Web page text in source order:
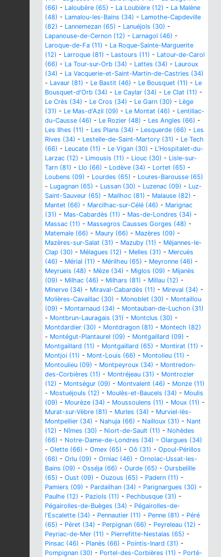
(66) - Laloubère (65) - La Loubière (12) - La Malène
(48) - Lamalou-les-Bains (34) - Lamothe-Capdeville
(82) - Lannemezan (65) - Lanuéjols (30) -
Lapanouse-de-Cernon (12) - Larnagol (46) -
Laroque-de-Fa (11) - La Roque-Sainte-Marguerite
(12) - Larroque (81) - Lastours (11) - Latour-de-Carol
(66) - La Tour-sur-Orb (34) - Lattes (34) - Lauroux
(34) - La Vacquerie-et-Saint-Martin-de-Castries (34)
- Lavaur (81) - Le Bastit (46) - Le Bousquet (11) - Le
Bousquet-d'Orb (34) - Le Caylar (34) - Le Clat (11) -
Le Crès (34) - Le Cros (34) - Le Garn (30) - Lège
(31) - Le Mas-d'Azil (09) - Le Montat (46) - Lentillac-
du-Causse (46) - Le Rozier (48) - Les Angles (66) -
Les Ilhes (11) - Les Plans (34) - Lesquerde (66) - Les
Rives (34) - Lestelle-de-Saint-Martory (31) - Le Tech
(66) - Leucate (11) - Le Vigan (30) - L'Hospitalet-du-
Larzac (12) - Limousis (11) - Liouc (30) - Lisle-sur-
Tarn (81) - Llo (66) - Lodève (34) - Lortet (65) -
Loubens (09) - Lourdes (65) - Loures-Barousse (65)
- Lugagnan (65) - Lussan (30) - Luzenac (09) - Luz-
Saint-Sauveur (65) - Mailhoc (81) - Malause (82) -
Mantet (66) - Marcilhac-sur-Célé (46) - Marignac
(31) - Mas-Cabardès (11) - Mas-de-Londres (34) -
Massac (11) - Massegros Causses Gorges (48) -
Matemale (66) - Maury (66) - Mazères (09) -
Mazères-sur-Salat (31) - Mazuby (11) - Méjannes-le-
Clap (30) - Mélagues (12) - Melles (31) - Mercuès
(46) - Mérial (11) - Mérilheu (65) - Meyronne (46) -
Meyrueis (48) - Mèze (34) - Miglos (09) - Mijanès
(09) - Milhac (46) - Milhars (81) - Millau (12) -
Minerve (34) - Miraval-Cabardès (11) - Mireval (34) -
Molières-Cavaillac (30) - Monoblet (30) - Montaillou
(09) - Montarnaud (34) - Montauban-de-Luchon (31)
- Montbrun-Lauragais (31) - Montclus (30) -
Montdardier (30) - Montdragon (81) - Montech (82)
- Montégut-Plantaurel (09) - Montgaillard (09) -
Montgaillard (11) - Montgaillard (65) - Montirat (11) -
Montjoi (11) - Mont-Louis (66) - Montolieu (11) -
Montoulieu (09) - Montpeyroux (34) - Montredon-
des-Corbières (11) - Montréjeau (31) - Montrozier
(12) - Montségur (09) - Montvalent (46) - Monze (11)
- Mostuéjouls (12) - Moulès-et-Baucels (34) - Moulis
(09) - Mourèze (34) - Moussoulens (11) - Moux (11) -
Murat-sur-Vèbre (81) - Murles (34) - Murviel-lès-
Montpellier (34) - Nahuja (66) - Nailloux (31) - Nant
(12) - Nîmes (30) - Niort-de-Sault (11) - Nohèdes
(66) - Notre-Dame-de-Londres (34) - Olargues (34)
- Olette (66) - Omex (65) - Oô (31) - Opoul-Périllos
(66) - Orlu (09) - Orniac (46) - Ornolac-Ussat-les-
Bains (09) - Osséja (66) - Ourde (65) - Oursbelille
(65) - Oust (09) - Ouzous (65) - Padern (11) -
Pamiers (09) - Pardailhan (34) - Parignargues (30) -
Paulhe (12) - Paziols (11) - Pechbusque (31) -
Pégairolles-de-Buèges (34) - Pégairolles-de-
l'Escalette (34) - Pennautier (11) - Penne (81) - Péré
(65) - Péret (34) - Perpignan (66) - Peyreleau (12) -
Peyriac-de-Mer (11) - Pierrefitte-Nestalas (65) -
Pinsac (46) - Planès (66) - Pointis-Inard (31) -
Pompignan (30) - Portel-des-Corbières (11) - Porté-